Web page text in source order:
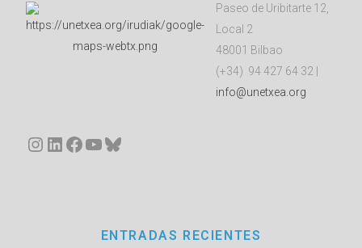
Paseo de Uribitarte 12,
Local 2
48001 Bilbao
(+34) 94 427 64 32 |
info@unetxea.org
Instagram
LinkedIn
Facebook
YouTube
Bluesky
ENTRADAS RECIENTES